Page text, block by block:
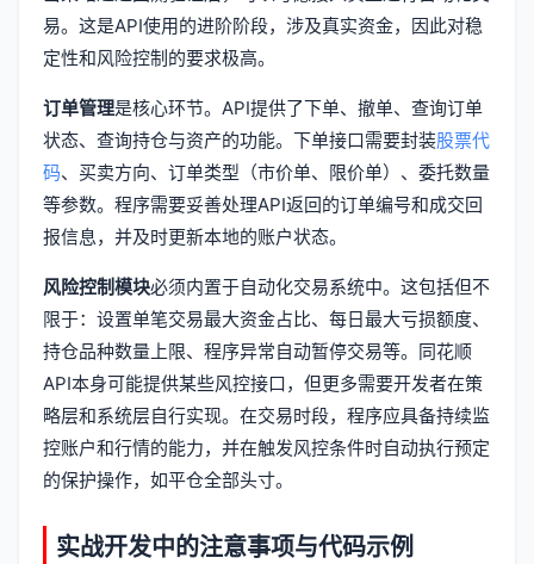
易。这是API使用的进阶阶段，涉及真实资金，因此对稳
定性和风险控制的要求极高。
订单管理是核心环节。API提供了下单、撤单、查询订单
状态、查询持仓与资产的功能。下单接口需要封装股票代
码、买卖方向、订单类型（市价单、限价单）、委托数量
等参数。程序需要妥善处理API返回的订单编号和成交回
报信息，并及时更新本地的账户状态。
风险控制模块必须内置于自动化交易系统中。这包括但不
限于：设置单笔交易最大资金占比、每日最大亏损额度、
持仓品种数量上限、程序异常自动暂停交易等。同花顺
API本身可能提供某些风控接口，但更多需要开发者在策
略层和系统层自行实现。在交易时段，程序应具备持续监
控账户和行情的能力，并在触发风控条件时自动执行预定
的保护操作，如平仓全部头寸。
实战开发中的注意事项与代码示例